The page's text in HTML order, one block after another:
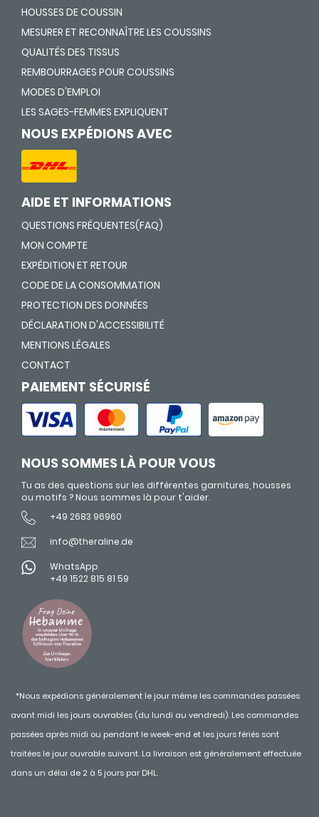
HOUSSES DE COUSSIN
MESURER ET RECONNAÎTRE LES COUSSINS
QUALITÉS DES TISSUS
REMBOURRAGES POUR COUSSINS
MODES D'EMPLOI
LES SAGES-FEMMES EXPLIQUENT
NOUS EXPÉDIONS AVEC
AIDE ET INFORMATIONS
QUESTIONS FRÉQUENTES(FAQ)
MON COMPTE
EXPÉDITION ET RETOUR
CODE DE LA CONSOMMATION
PROTECTION DES DONNÉES
DÉCLARATION D'ACCESSIBILITÉ
MENTIONS LÉGALES
CONTACT
PAIEMENT SÉCURISÉ
NOUS SOMMES LÀ POUR VOUS
Tu as des questions sur les différentes garnitures, housses
ou motifs ? Nous sommes là pour t'aider.
+49 2683 96960
info@theraline.de
WhatsApp
+49 1522 815 81 59
*Nous expédions généralement le jour même les commandes passées
avant midi les jours ouvrables (du lundi au vendredi). Les commandes
passées après midi ou pendant le week-end et les jours fériés sont
traitées le jour ouvrable suivant. La livraison est généralement effectuée
dans un délai de 2 à 5 jours par DHL.